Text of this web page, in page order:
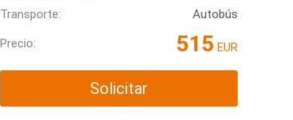
Transporte:
Autobús
Precio: 515 EUR
Solicitar